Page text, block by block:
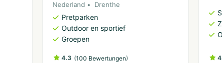
Nederland Drenthe
Pretparken
Outdoor en sportief
Groepen
4.3 (100 Bewertungen)